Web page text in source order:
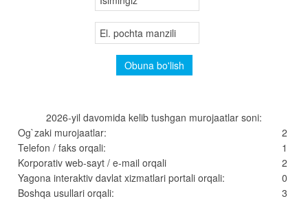
2026-yil davomida kelib tushgan murojaatlar soni:
Og`zaki murojaatlar:
2
Telefon / faks orqali:
1
Korporativ web-sayt / e-mail orqali
2
Yagona interaktiv davlat xizmatlari portali orqali:
0
Boshqa usullari orqali:
3